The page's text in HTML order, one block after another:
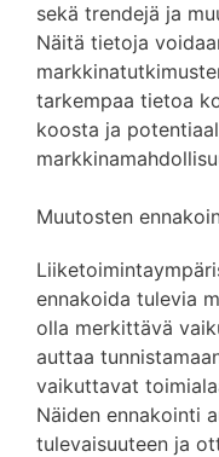
sekä trendejä ja
Näitä tietoja
tarkempaa tietoa
koosta ja
Muutosten
ennakoida tulevia
olla merkittävä
auttaa
vaikuttavat
Näiden ennakointi
tulevaisuuteen ja